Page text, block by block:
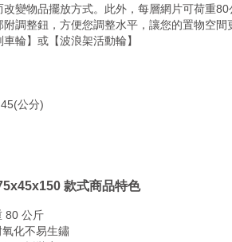
變物品擺放方式。此外，每層網片可荷重
調整鈕，方便您調整水平，讓您的置物空間
輪】或【波浪架活動輪】
公分)
款式商品特色
80 公斤
化不易生鏽